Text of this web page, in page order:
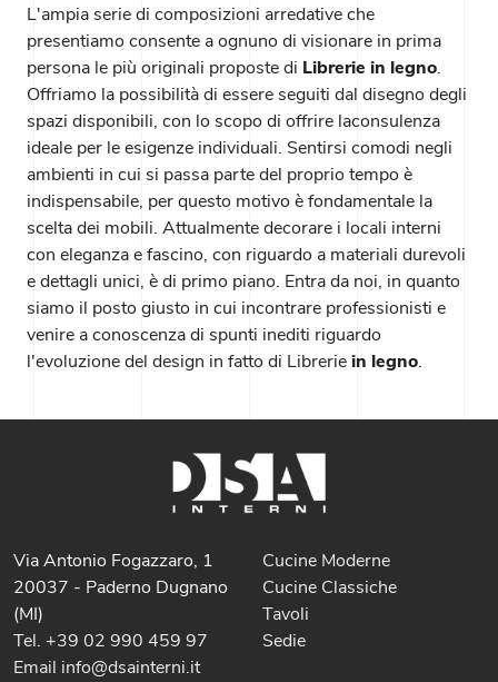
L'ampia serie di composizioni arredative che
presentiamo consente a ognuno di visionare in prima
persona le più originali proposte di Librerie in legno.
Offriamo la possibilità di essere seguiti dal disegno degli
spazi disponibili, con lo scopo di offrire laconsulenza
ideale per le esigenze individuali. Sentirsi comodi negli
ambienti in cui si passa parte del proprio tempo è
indispensabile, per questo motivo è fondamentale la
scelta dei mobili. Attualmente decorare i locali interni
con eleganza e fascino, con riguardo a materiali durevoli
e dettagli unici, è di primo piano. Entra da noi, in quanto
siamo il posto giusto in cui incontrare professionisti e
venire a conoscenza di spunti inediti riguardo
l'evoluzione del design in fatto di Libreriein legno.
Via Antonio Fogazzaro, 1
20037 - Paderno Dugnano
(MI)
Tel. +39 02 990 459 97
Email info@dsainterni.it
Cucine Moderne
Cucine Classiche
Tavoli
Sedie